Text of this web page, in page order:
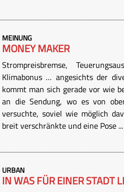
MEINUNG
MONEY MAKER
Strompreisbremse,
Klimabonus … angesichts der
kommt man sich gerade vor wie
an die Sendung, wo es von
versuchte, soviel wie möglich
breit verschränkte und eine Pose ...
URBAN
IN WAS FÜR EINER STADT